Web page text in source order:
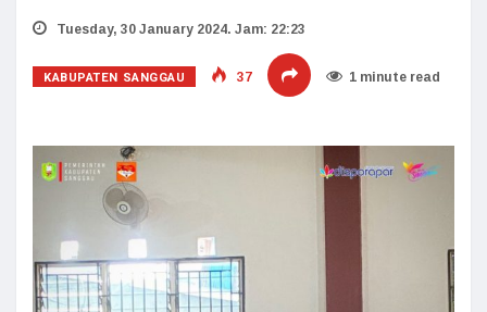
Tuesday, 30 January 2024. Jam: 22:23
KABUPATEN SANGGAU 37 1 minute read